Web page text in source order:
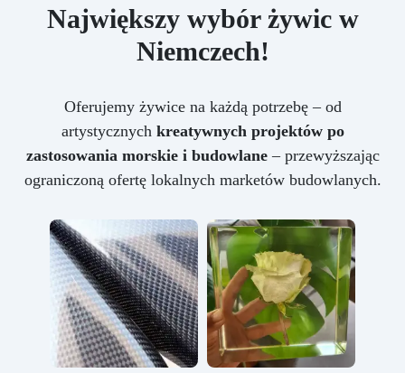
Największy wybór żywic w
Niemczech!
Oferujemy żywice na każdą potrzebę – od
artystycznych kreatywnych projektów po
zastosowania morskie i budowlane– przewyższając
ograniczoną ofertę lokalnych marketów budowlanych.